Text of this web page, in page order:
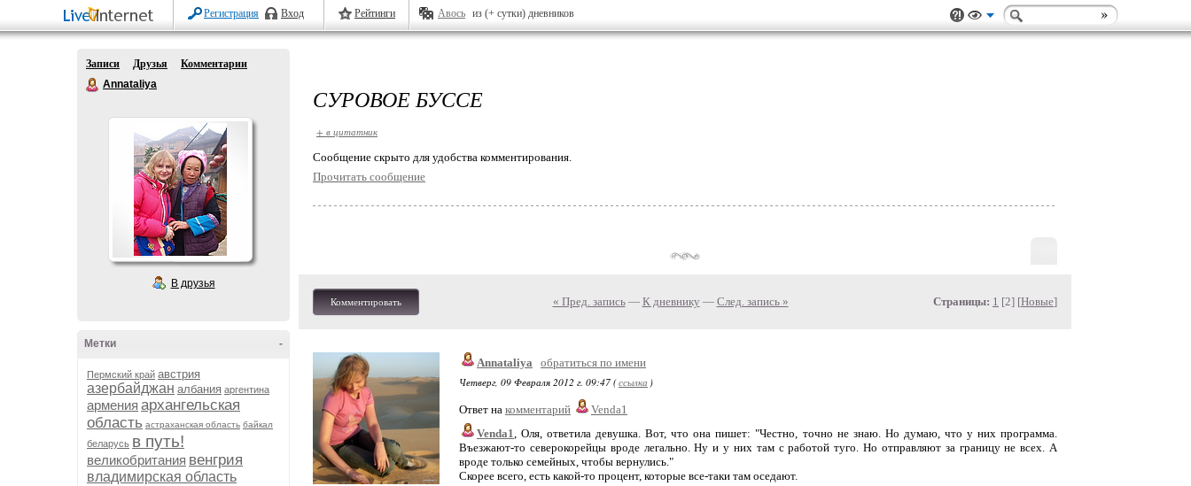
Регистрация Вход Рейтинги Авось из (+ сутки) дневников
Записи Друзья
Комментарии
Annataliya
В друзья
-
Метки
Пермский край австрия
азербайджан албания аргентина
армения архангельская
область астраханская область байкал
беларусь в путь!
великобритания венгрия
владимирская область
СУРОВОЕ БУССЕ
+ в цитатник
Cообщение скрыто для удобства комментирования.
Прочитать сообщение
Комментировать « Пред. запись— К дневнику — След. запись » Страницы: 1 [2] [Новые]
Annataliya
обратиться по имени
Четверг, 09 Февраля 2012 г. 09:47 (ссылка )
Ответ на комментарий
Venda1
Venda1, Оля, ответила девушка. Вот, что она пишет: "Честно, точно не знаю. Но думаю, что у них программа.
Въезжают-то северокорейцы вроде легально. Ну и у них там с работой туго. Но отправляют за границу не всех. А
вроде только семейных, чтобы вернулись."
Скорее всего, есть какой-то процент, которые все-таки там оседают.